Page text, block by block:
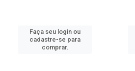
Faça seu login ou
cadastre-se para
comprar.